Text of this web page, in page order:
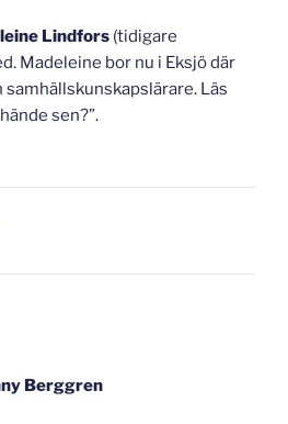
Lindfors (tidigare
Madeleine bor nu i Eksjö där
Läs
sen?”.
Berggren